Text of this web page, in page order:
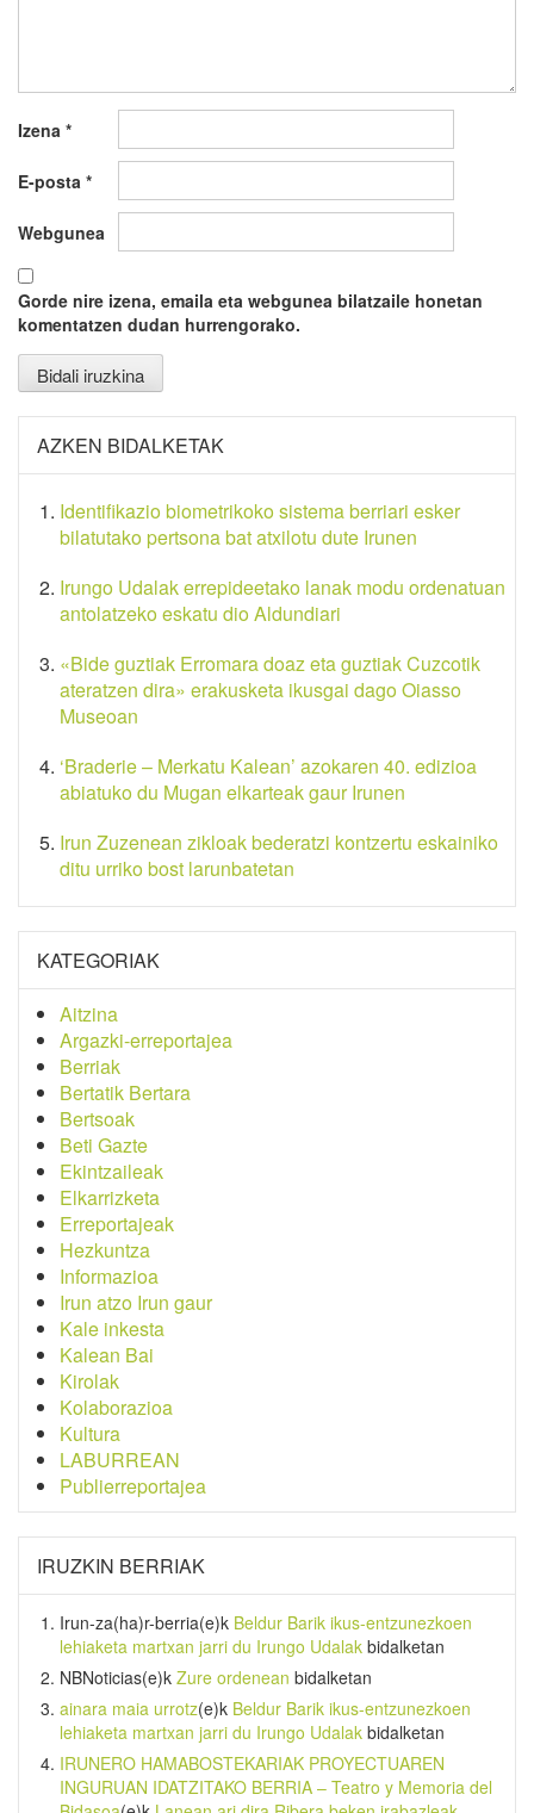
Izena *
E-posta *
Webgunea
Gorde nire izena, emaila eta webgunea bilatzaile honetan
komentatzen dudan hurrengorako.
AZKEN BIDALKETAK
Identifikazio biometrikoko sistema berriari esker
bilatutako pertsona bat atxilotu dute Irunen
Irungo Udalak errepideetako lanak modu ordenatuan
antolatzeko eskatu dio Aldundiari
«Bide guztiak Erromara doaz eta guztiak Cuzcotik
ateratzen dira» erakusketa ikusgai dago Oiasso
Museoan
‘Braderie – Merkatu Kalean’ azokaren 40. edizioa
abiatuko du Mugan elkarteak gaur Irunen
Irun Zuzenean zikloak bederatzi kontzertu eskainiko
ditu urriko bost larunbatetan
KATEGORIAK
Aitzina
Argazki-erreportajea
Berriak
Bertatik Bertara
Bertsoak
Beti Gazte
Ekintzaileak
Elkarrizketa
Erreportajeak
Hezkuntza
Informazioa
Irun atzo Irun gaur
Kale inkesta
Kalean Bai
Kirolak
Kolaborazioa
Kultura
LABURREAN
Publierreportajea
IRUZKIN BERRIAK
Irun-za(ha)r-berria(e)k Beldur Barik ikus-entzunezkoen
lehiaketa martxan jarri du Irungo Udalak bidalketan
NBNoticias(e)k Zure ordenean bidalketan
ainara maia urrotz(e)k Beldur Barik ikus-entzunezkoen
lehiaketa martxan jarri du Irungo Udalak bidalketan
IRUNERO HAMABOSTEKARIAK PROYECTUAREN
INGURUAN IDATZITAKO BERRIA – Teatro y Memoria del